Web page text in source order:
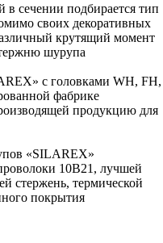
в сечении подбирается тип
своих декоративных
крутящий момент
шурупа
с головками WH, FH,
фабрике
продукцию для
«SILAREX»
10В21, лучшей
стержень, термической
покрытия